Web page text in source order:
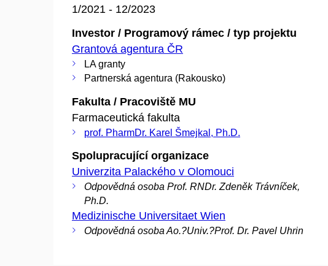
1/2021 - 12/2023
Investor / Programový rámec / typ projektu
Grantová agentura ČR
LA granty
Partnerská agentura (Rakousko)
Fakulta / Pracoviště MU
Farmaceutická fakulta
prof. PharmDr. Karel Šmejkal, Ph.D.
Spolupracující organizace
Univerzita Palackého v Olomouci
Odpovědná osoba Prof. RNDr. Zdeněk Trávníček,
Ph.D.
Medizinische Universitaet Wien
Odpovědná osoba Ao.?Univ.?Prof. Dr. Pavel Uhrin